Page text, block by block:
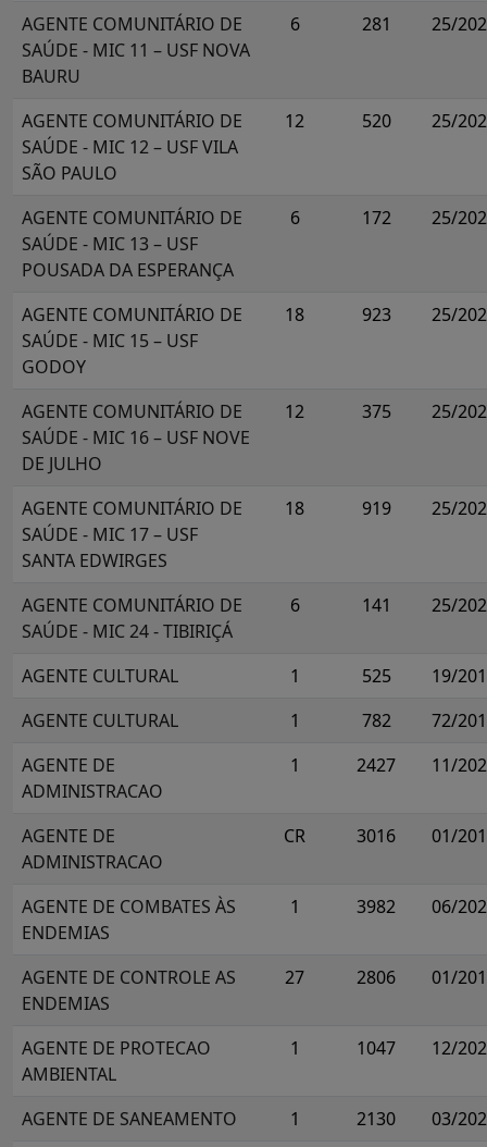
AGENTE COMUNITÁRIO DE
SAÚDE - MIC 11 – USF NOVA
BAURU
6 281 25/
AGENTE COMUNITÁRIO DE
SAÚDE - MIC 12 – USF VILA
SÃO PAULO
12 520 25/
AGENTE COMUNITÁRIO DE
SAÚDE - MIC 13 – USF
POUSADA DA ESPERANÇA
6 172 25/
AGENTE COMUNITÁRIO DE
SAÚDE - MIC 15 – USF
GODOY
18 923 25/
AGENTE COMUNITÁRIO DE
SAÚDE - MIC 16 – USF NOVE
DE JULHO
12 375 25/
AGENTE COMUNITÁRIO DE
SAÚDE - MIC 17 – USF
SANTA EDWIRGES
18 919 25/
AGENTE COMUNITÁRIO DE
SAÚDE - MIC 24 - TIBIRIÇÁ
6 141 25/
AGENTE CULTURAL 1 525
19/
AGENTE CULTURAL
1 782
72/
AGENTE DE
ADMINISTRACAO
1 2427 11/
AGENTE DE
ADMINISTRACAO
CR 3016 01/
AGENTE DE COMBATES ÀS
ENDEMIAS
1 3982 06/
AGENTE DE CONTROLE AS
ENDEMIAS
27 2806 01/
AGENTE DE PROTECAO
AMBIENTAL
1 1047 12/
AGENTE DE SANEAMENTO 1 2130 03/